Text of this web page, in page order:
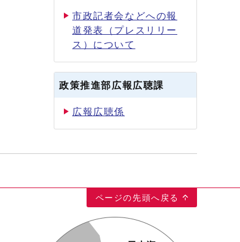
市政記者会などへの報
道発表（プレスリリー
ス）について
政策推進部広報広聴課
広報広聴係
ページの先頭へ戻る